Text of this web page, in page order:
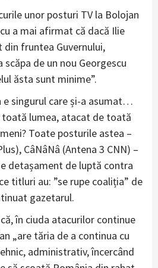
unor posturi TV la Bolojan
a mai afirmat că dacă Ilie
fruntea Guvernului,
scăpa de un nou Georgescu
ăsta sunt minime”.
e singurul care și-a asumat…
toată lumea, atacat de toată
Toate posturile astea –
CâNâNâ (Antena 3 CNN) –
detașament de luptă contra
titluri au: ”se rupe coaliția” de
gazetarul.
în ciuda atacurilor continue
„are tăria de a continua cu
administrativ, încercând